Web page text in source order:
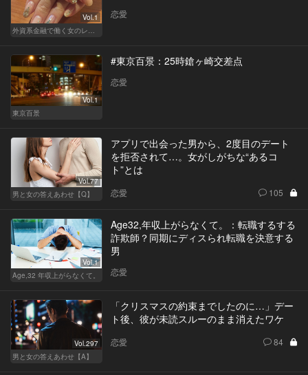
Vol.1
恋愛
Vol.1
東京百景
#東京百景：25時鎗ヶ崎交差点
恋愛
Vol.77
男と女の答えあわせ【Q】
アプリで出会った男から、2度目のデート
を拒否されて…。女がしがちな“あるコ
ト”とは
恋愛 105
Vol.1
Age,32 年収上がらなくて。
Age32,年収上がらなくて。：転職するする
詐欺師？同期にディスられ転職を決意する
男
恋愛
Vol.297
男と女の答えあわせ【A】
「クリスマスの約束までしたのに…」デー
ト後、彼が未読スルーのまま消えたワケ
恋愛 84